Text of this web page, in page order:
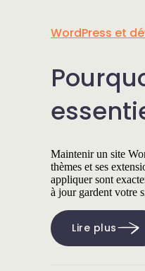
WordPress et
Maintenir un site
thèmes et ses
appliquer sont
à jour gardent votre
Lire plus